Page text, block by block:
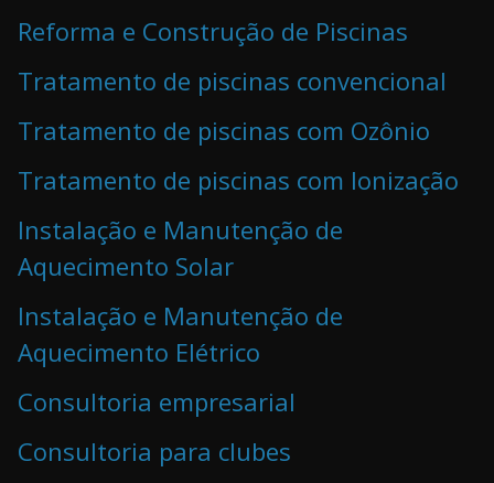
Reforma e Construção de Piscinas
Tratamento de piscinas convencional
Tratamento de piscinas com Ozônio
Tratamento de piscinas com Ionização
Instalação e Manutenção de
Aquecimento Solar
Instalação e Manutenção de
Aquecimento Elétrico
Consultoria empresarial
Consultoria para clubes